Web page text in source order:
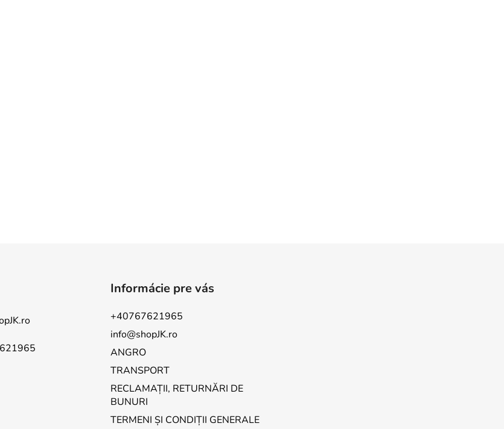
Informácie pre vás
+40767621965
info@shopJK.ro
ANGRO
TRANSPORT
RECLAMAȚII, RETURNĂRI DE
BUNURI
TERMENI ȘI CONDIȚII GENERALE